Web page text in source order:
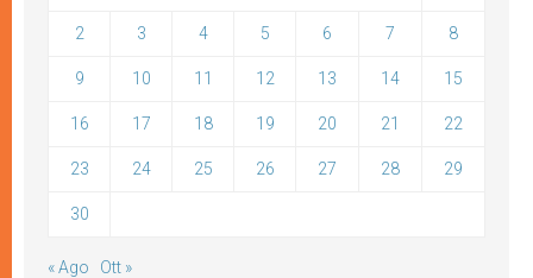
2 3 4 5 6 7 8
9 10 11 12 13 14 15
16 17 18 19 20 21 22
23 24 25 26 27 28 29
30
« Ago Ott »